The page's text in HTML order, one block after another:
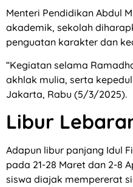
Menteri Pendidikan Abdul
akademik, sekolah
penguatan karakter dan
“Kegiatan selama
akhlak mulia, serta
Jakarta, Rabu (5/3/2025).
Libur
Adapun libur panjang Idul
pada 21-28 Maret dan 2-8
siswa diajak mempererat